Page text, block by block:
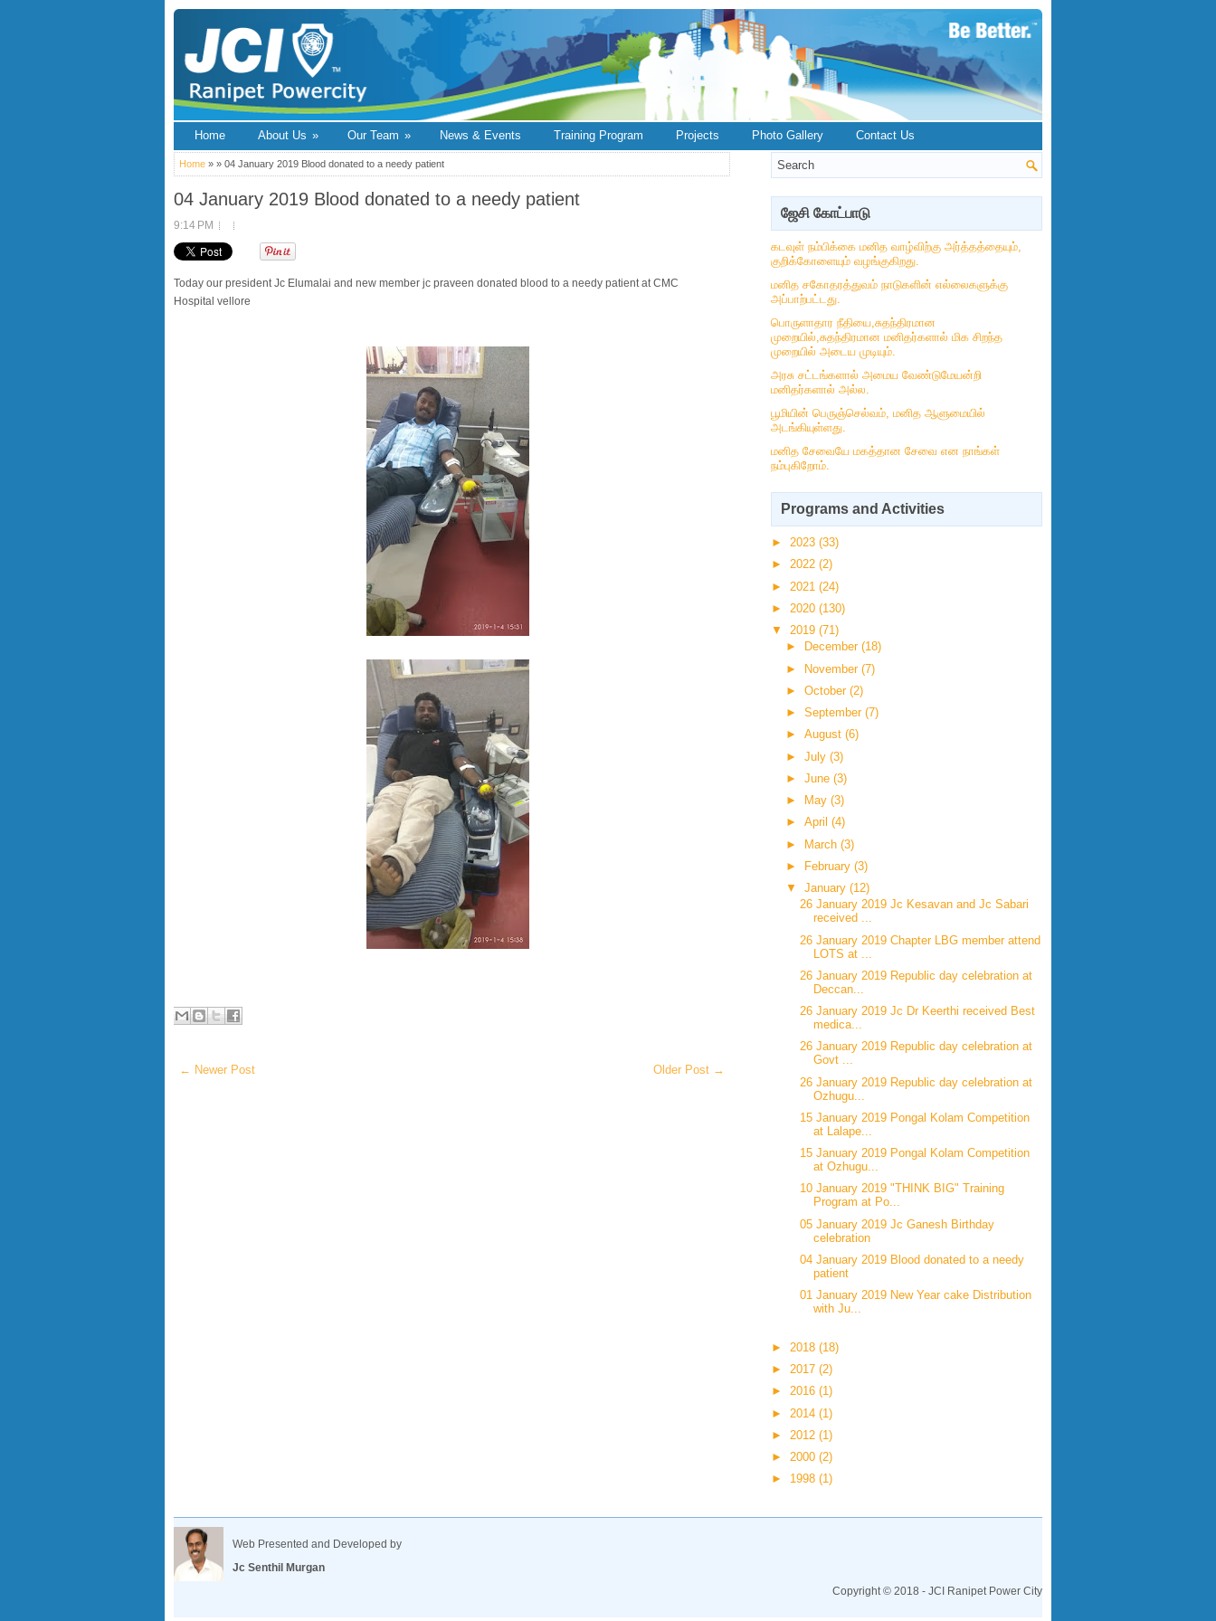
Home About Us » Our Team » News & Events Training Program Projects Photo Gallery Contact Us
Home » » 04 January 2019 Blood donated to a needy patient
04 January 2019 Blood donated to a needy patient
9:14 PM
Today our president Jc Elumalai and new member jc praveen donated blood to a needy patient at CMC
Hospital vellore
← Newer Post Older Post →
ஜேசி கோட்பாடு
கடவுள் நம்பிக்கை மனித வாழ்விற்கு அர்த்தத்தையும்,
குறிக்கோளையும் வழங்குகிறது.
மனித சகோதரத்துவம் நாடுகளின் எல்லைகளுக்கு
அப்பாற்பட்டது.
பொருளாதார நீதியை,சுதந்திரமான
முறையில்,சுதந்திரமான மனிதர்களால் மிக சிறந்த
முறையில் அடைய முடியும்.
அரசு சட்டங்களால் அமைய வேண்டுமேயன்றி
மனிதர்களால் அல்ல.
பூமியின் பெருஞ்செல்வம், மனித ஆளுமையில்
அடங்கியுள்ளது.
மனித சேவையே மகத்தான சேவை என நாங்கள்
நம்புகிறோம்.
Programs and Activities
► 2023 (33)
► 2022 (2)
► 2021 (24)
► 2020 (130)
▼ 2019 (71)
►
December (18)
► November (7)
► October (2)
► September (7)
► August (6)
► July (3)
► June (3)
►
May (3)
► April (4)
► March (3)
►
February (3)
▼ January (12)
26 January 2019 Jc Kesavan and Jc Sabari
received ...
26 January 2019 Chapter LBG member attend
LOTS at ...
26 January 2019 Republic day celebration at
Deccan...
26 January 2019 Jc Dr Keerthi received Best
medica...
26 January 2019 Republic day celebration at
Govt ...
26 January 2019 Republic day celebration at
Ozhugu...
15 January 2019 Pongal Kolam Competition
at Lalape...
15 January 2019 Pongal Kolam Competition
at Ozhugu...
10 January 2019 "THINK BIG" Training
Program at Po...
05 January 2019 Jc Ganesh Birthday
celebration
04 January 2019 Blood donated to a needy
patient
01 January 2019 New Year cake Distribution
with Ju...
► 2018 (18)
► 2017 (2)
► 2016 (1)
► 2014 (1)
► 2012 (1)
► 2000 (2)
► 1998 (1)
Web Presented and Developed by
Jc Senthil Murgan
Copyright © 2018 - JCI Ranipet Power City